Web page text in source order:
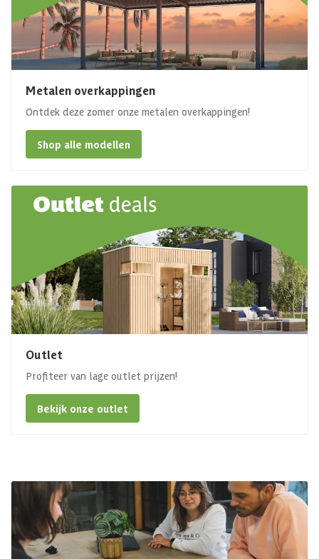
Metalen overkappingen
Ontdek deze zomer onze metalen overkappingen!
Shop alle modellen
Outlet
Profiteer van lage outlet prijzen!
Bekijk onze outlet